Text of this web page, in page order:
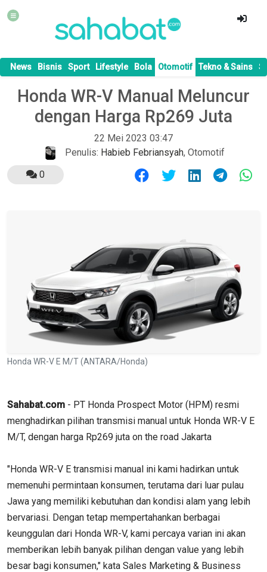
News Bisnis Sport Lifestyle Bola Otomotif Tekno & Sains
Honda WR-V Manual Meluncur
dengan Harga Rp269 Juta
22 Mei 2023 03:47
Penulis: Habieb Febriansyah, Otomotif
0
Honda WR-V E M/T (ANTARA/Honda)
Sahabat.com - PT Honda Prospect Motor (HPM) resmi
menghadirkan pilihan transmisi manual untuk Honda WR-V E
M/T, dengan harga Rp269 juta on the road Jakarta
"Honda WR-V E transmisi manual ini kami hadirkan untuk
memenuhi permintaan konsumen, terutama dari luar pulau
Jawa yang memiliki kebutuhan dan kondisi alam yang lebih
bervariasi. Dengan tetap mempertahankan berbagai
keunggulan dari Honda WR-V, kami percaya varian ini akan
memberikan lebih banyak pilihan dengan value yang lebih
besar bagi konsumen," kata Sales Marketing & Business